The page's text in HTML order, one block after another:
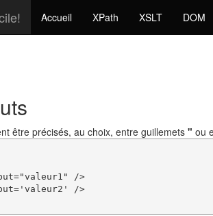
Accueil XPath XSLT DOM
être précisés, au choix, entre guillemets " ou
/>
/>